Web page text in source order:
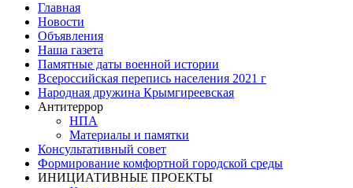
Главная
Новости
Объявления
Наша газета
Памятные даты военной истории
Всероссийская перепись населения 2021 г
Народная дружина Крымгиреевская
Антитеррор
НПА
Материалы и памятки
Консультативный совет
Формирование комфортной городской среды
ИНИЦИАТИВНЫЕ ПРОЕКТЫ